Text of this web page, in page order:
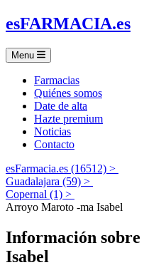
esFARMACIA.es
Menu
Farmacias
Quiénes somos
Date de alta
Hazte premium
Noticias
Contacto
esFarmacia.es (16512) >
Guadalajara (59) >
Copernal (1) >
Arroyo Maroto -ma Isabel
Información sobre
Isabel